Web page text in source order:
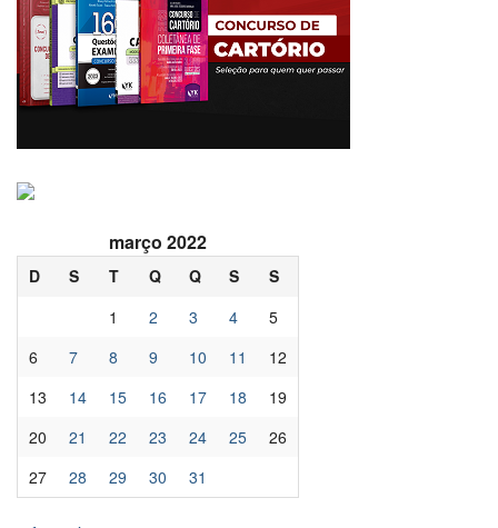
março 2022
D S T Q Q S
S
1
2 3 4
5
6
7 8 9 10 11
12
13
14 15 16 17 18
19
20
21 22 23 24 25
26
27
28 29 30 31